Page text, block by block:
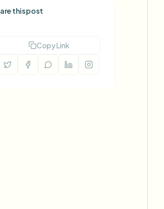
this post
Copy Link